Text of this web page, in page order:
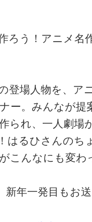
ろう！アニメ名
登場人物を、ア
ー。みんなが提
られ、一人劇場
はるひさんのち
こんなにも変
年一発目もお